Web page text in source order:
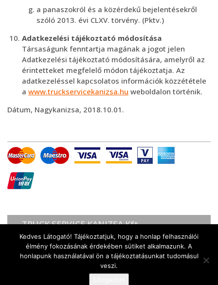
a panaszokról és a közérdekű bejelentésekről
szóló 2013. évi CLXV. törvény. (Pktv.)
Adatkezelési tájékoztató módosítása
Társaságunk fenntartja magának a jogot jelen
Adatkezelési tájékoztató módosítására, amelyről az
érintetteket megfelelő módon tájékoztatja. Az
adatkezeléssel kapcsolatos információk közzététele
a www.truckservicekanizsa.hu weboldalon történik.
Dátum, Nagykanizsa, 2018.10.01.
TRUCK SERVICE KANIZSA Kft.
8800 Nagykanizsa, Garay u. 21.
(Ipari Park, megközelíthető a Vámház út felöl)
+36 (30) 332 8480, ASSISTANCE: +36 (20) 554 7000
Web:www.truckservicekanizsa.hu,
info@truckservicekanizsa.hu
Kedves Látogató! Tájékoztatjuk, hogy a honlap felhasználói
élmény fokozásának érdekében sütiket alkalmazunk. A
honlapunk használatával ön a tájékoztatásunkat tudomásul
veszi.